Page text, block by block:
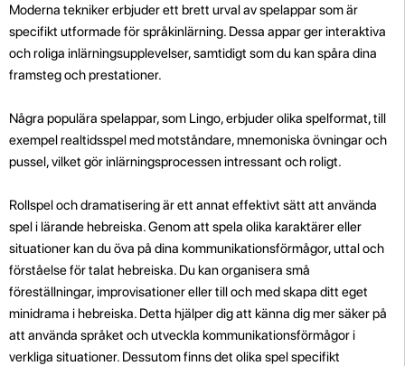
Moderna tekniker erbjuder ett brett urval av spelappar som är
specifikt utformade för språkinlärning. Dessa appar ger interaktiva
och roliga inlärningsupplevelser, samtidigt som du kan spåra dina
framsteg och prestationer.
Några populära spelappar, som Lingo, erbjuder olika spelformat, till
exempel realtidsspel med motståndare, mnemoniska övningar och
pussel, vilket gör inlärningsprocessen intressant och roligt.
Rollspel och dramatisering är ett annat effektivt sätt att använda
spel i lärande hebreiska. Genom att spela olika karaktärer eller
situationer kan du öva på dina kommunikationsförmågor, uttal och
förståelse för talat hebreiska. Du kan organisera små
föreställningar, improvisationer eller till och med skapa ditt eget
minidrama i hebreiska. Detta hjälper dig att känna dig mer säker på
att använda språket och utveckla kommunikationsförmågor i
verkliga situationer. Dessutom finns det olika spel specifikt